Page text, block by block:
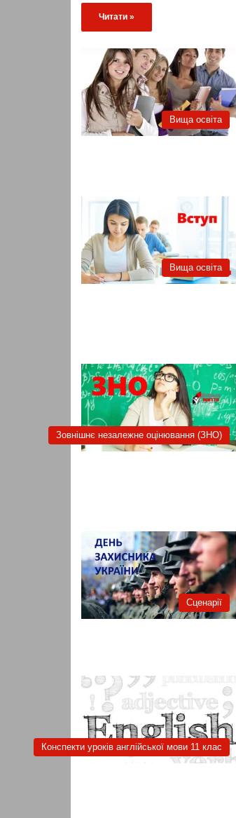
Читати »
Вища освіта
Вища освіта
Зовнішнє незалежне оцінювання (ЗНО)
Сценарії
Конспекти уроків англійської мови 11 клас